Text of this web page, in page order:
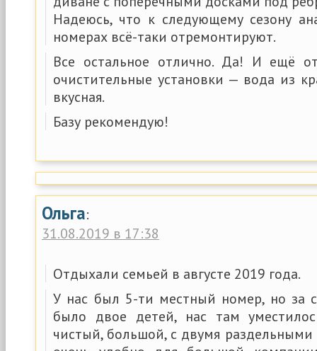
Надеюсь, что к следующему сезону
номерах всё-таки отремонтируют.
Все остальное отлично. Да! И ещё
очистительные установки — вода из
вкусная.
Базу рекомендую!
Ольга:
31.08.2019 в 17:38
Отдыхали семьей в августе 2019 года.
У нас был 5-ти местный номер, но за
было двое детей, нас там
чистый, большой, с двумя